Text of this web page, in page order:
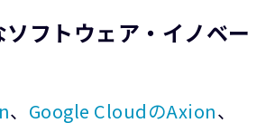
フトウェア・イノベー
、 Google CloudのAxion、